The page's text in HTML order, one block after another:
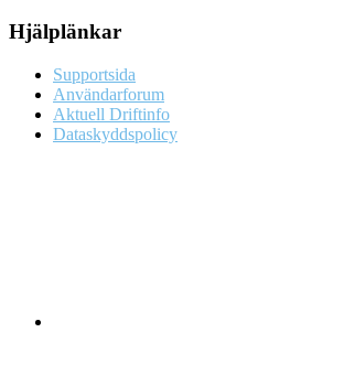
Hjälplänkar
Supportsida
Användarforum
Aktuell Driftinfo
Dataskyddspolicy